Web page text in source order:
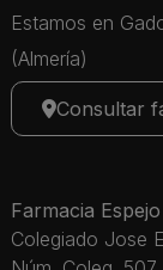
Estamos en
(Almería)
Consultar
Farmacia Espejo
Colegiado Jose